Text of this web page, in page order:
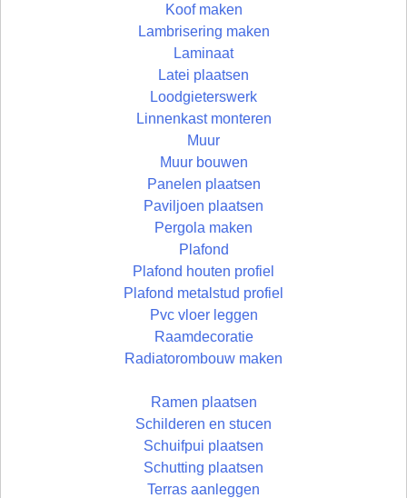
Koof maken
Lambrisering maken
Laminaat
Latei plaatsen
Loodgieterswerk
Linnenkast monteren
Muur
Muur bouwen
Panelen plaatsen
Paviljoen plaatsen
Pergola maken
Plafond
Plafond houten profiel
Plafond metalstud profiel
Pvc vloer leggen
Raamdecoratie
Radiatorombouw maken
Ramen plaatsen
Schilderen en stucen
Schuifpui plaatsen
Schutting plaatsen
Terras aanleggen